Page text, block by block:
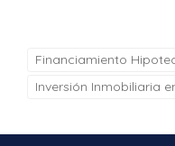
Financiamiento
Inversión Inmobiliaria